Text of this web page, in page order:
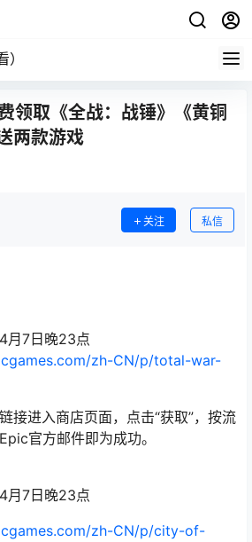
领取《全战：战锤》《黄铜
两款游戏
关注 私信
月7日晚23点
zh-CN/p/total-war-
接进入商店页面，点击“获取”，按流
官方邮件即为成功。
月7日晚23点
zh-CN/p/city-of-